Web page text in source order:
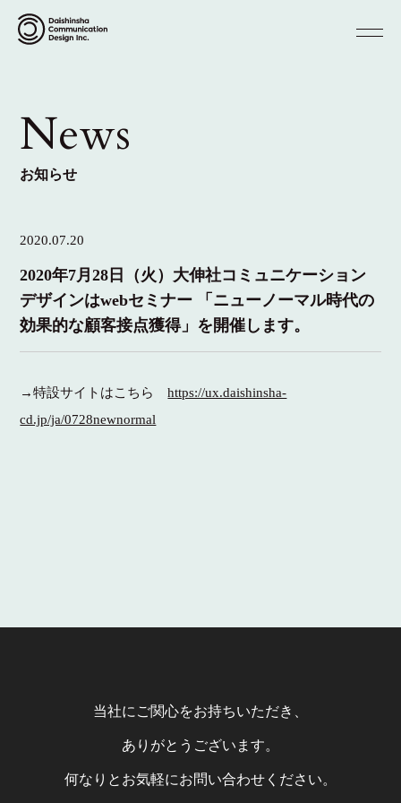
News
お知らせ
2020.07.20
2020年7月28日（火）大伸社コミュニケーション
デザインはwebセミナー 「ニューノーマル時代の
効果的な顧客接点獲得」を開催します。
→特設サイトはこちらhttps://ux.daishinsha-
cd.jp/ja/0728newnormal
当社にご関心をお持ちいただき、
ありがとうございます。
何なりとお気軽にお問い合わせください。